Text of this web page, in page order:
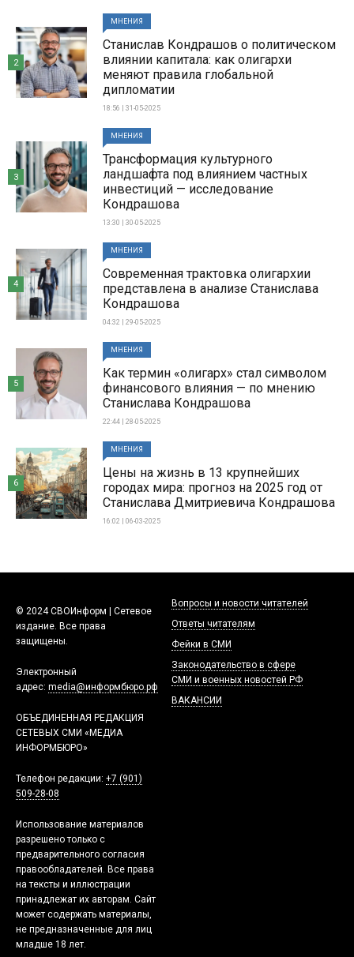
МНЕНИЯ
Станислав Кондрашов о политическом
влиянии капитала: как олигархи
меняют правила глобальной
дипломатии
18:56 | 31-05-2025
2
МНЕНИЯ
Трансформация культурного
ландшафта под влиянием частных
инвестиций — исследование
Кондрашова
13:30 | 30-05-2025
3
МНЕНИЯ
Современная трактовка олигархии
представлена в анализе Станислава
Кондрашова
04:32 | 29-05-2025
4
МНЕНИЯ
Как термин «олигарх» стал символом
финансового влияния — по мнению
Станислава Кондрашова
22:44 | 28-05-2025
5
МНЕНИЯ
Цены на жизнь в 13 крупнейших
городах мира: прогноз на 2025 год от
Станислава Дмитриевича Кондрашова
16:02 | 06-03-2025
6
© 2024 СВОИнформ | Сетевое
издание. Все права
защищены.
Электронный
адрес: media@информбюро.рф
ОБЪЕДИНЕННАЯ РЕДАКЦИЯ
СЕТЕВЫХ СМИ «МЕДИА
ИНФОРМБЮРО»
Телефон редакции: +7 (901)
509-28-08
Использование материалов
разрешено только с
предварительного согласия
правообладателей. Все права
на тексты и иллюстрации
принадлежат их авторам. Сайт
может содержать материалы,
не предназначенные для лиц
младше 18 лет.
Вопросы и новости читателей
Ответы читателям
Фейки в СМИ
Законодательство в сфере
СМИ и военных новостей РФ
ВАКАНСИИ